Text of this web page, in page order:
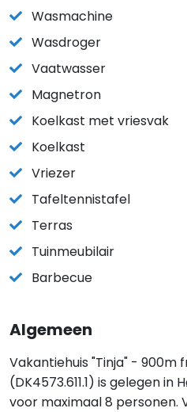
Wasmachine
Wasdroger
Vaatwasser
Magnetron
Koelkast met vriesvak
Koelkast
Vriezer
Tafeltennistafel
Terras
Tuinmeubilair
Barbecue
Algemeen
Vakantiehuis "Tinja" - 900m
(DK4573.611.1) is gelegen in
voor maximaal 8 personen.